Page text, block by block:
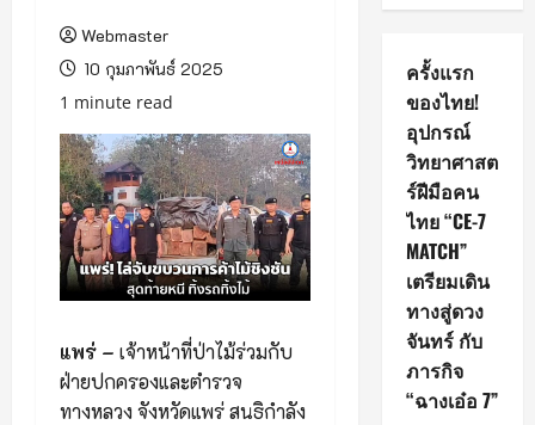
Webmaster
10 กุมภาพันธ์ 2025
1 minute read
แพร่ – เจ้าหน้าที่ป่าไม้ร่วมกับ
ฝ่ายปกครองและตำรวจ
ทางหลวง จังหวัดแพร่ สนธิกำลัง
ครั้งแรก
ของไทย!
อุปกรณ์
วิทยาศาสต
ร์ฝีมือคน
ไทย “CE-7
MATCH”
เตรียมเดิน
ทางสู่ดวง
จันทร์ กับ
ภารกิจ
“ฉางเอ๋อ 7”